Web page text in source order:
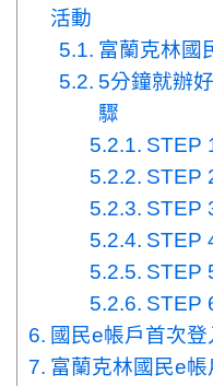
活動
富蘭克林國
5分鐘就辦
驟
STEP
STEP
STEP
STEP
STEP
STEP
國民e帳戶首次
富蘭克林國民e